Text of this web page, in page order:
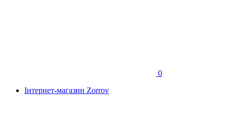
0
Інтернет-магазин Zorrov